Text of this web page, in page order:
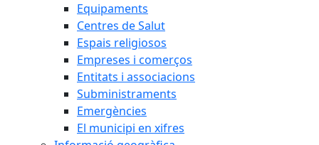
Equipaments
Centres de Salut
Espais religiosos
Empreses i comerços
Entitats i associacions
Subministraments
Emergències
El municipi en xifres